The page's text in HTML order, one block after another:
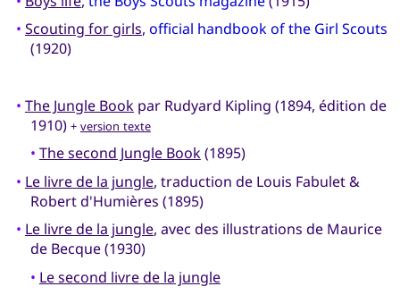
• Scouting for girls, official handbook of the Girl Scouts
(1920)
• The Jungle Bookpar Rudyard Kipling (1894, édition de
1910) + version texte
• The second Jungle Book(1895)
• Le livre de la jungle, traduction de Louis Fabulet &
Robert d'Humières (1895)
• Le livre de la jungle, avec des illustrations de Maurice
de Becque (1930)
• Le second livre de la jungle